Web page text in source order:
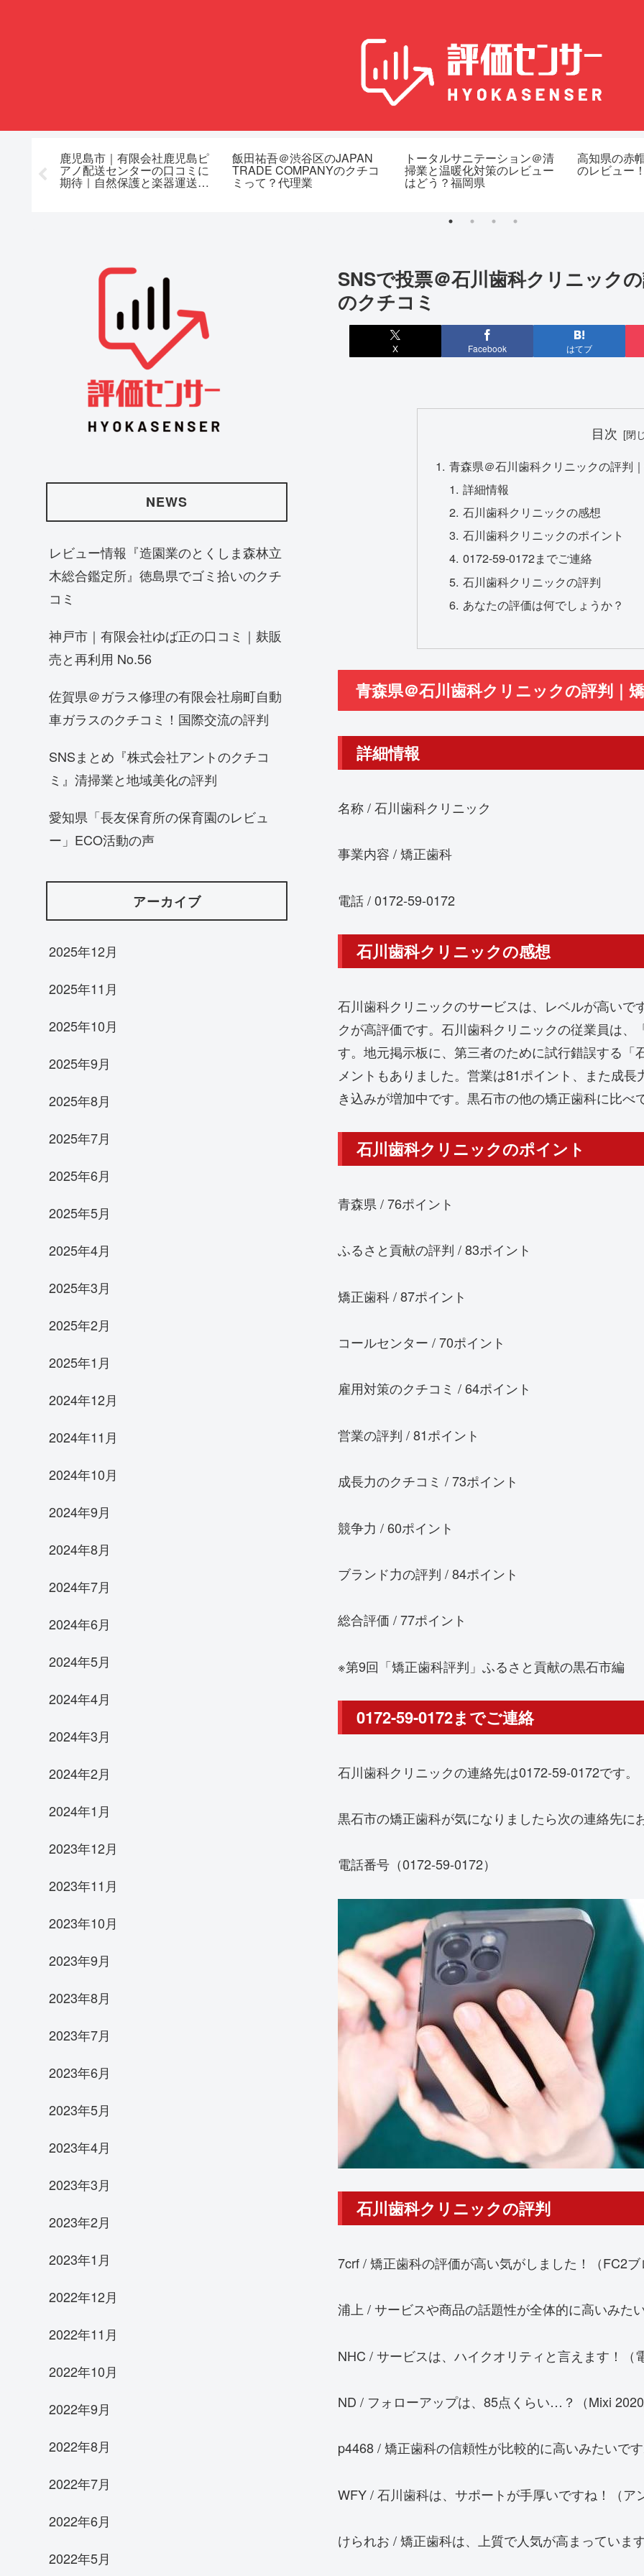
鹿児島市｜有限会社鹿児島ピ
アノ配送センターの口コミに
期待｜自然保護と楽器運送の
飯田祐吾＠渋谷区のJAPAN
TRADE COMPANYのクチコ
ミって？代理業
トータルサニテーション＠清
掃業と温暖化対策のレビュー
はどう？福岡県
高知県の赤
のレビュー
SNSで投票＠石川歯科クリニック
のクチコミ
X Facebook はてブ
目次
青森県＠石川歯科クリニックの評判
詳細情報
石川歯科クリニックの感想
石川歯科クリニックのポイント
0172-59-0172までご連絡
石川歯科クリニックの評判
あなたの評価は何でしょうか？
青森県＠石川歯科クリニックの評判｜
詳細情報
名称 / 石川歯科クリニック
事業内容 / 矯正歯科
電話 / 0172-59-0172
石川歯科クリニックの感想
石川歯科クリニックのサービスは、レベルが高い
クが高評価です。石川歯科クリニックの従業員は
す。地元掲示板に、第三者のために試行錯誤する
メントもありました。営業は81ポイント、また成
き込みが増加中です。黒石市の他の矯正歯科に比べ
石川歯科クリニックのポイント
青森県 / 76ポイント
ふるさと貢献の評判 / 83ポイント
矯正歯科 / 87ポイント
コールセンター / 70ポイント
雇用対策のクチコミ / 64ポイント
営業の評判 / 81ポイント
成長力のクチコミ / 73ポイント
競争力 / 60ポイント
ブランド力の評判 / 84ポイント
総合評価 / 77ポイント
※第9回「矯正歯科評判」ふるさと貢献の黒石市編
0172-59-0172までご連絡
石川歯科クリニックの連絡先は0172-59-0172です。
黒石市の矯正歯科が気になりましたら次の連絡先に
電話番号（0172-59-0172）
石川歯科クリニックの評判
7crf / 矯正歯科の評価が高い気がしました！（FC2ブ
浦上 / サービスや商品の話題性が全体的に高いみた
NHC / サービスは、ハイクオリティと言えます！（
ND / フォローアップは、85点くらい…？（Mixi 2020/
p4468 / 矯正歯科の信頼性が比較的に高いみたいで
WFY / 石川歯科は、サポートが手厚いですね！（ア
けられお / 矯正歯科は、上質で人気が高まっていま
NEWS
レビュー情報『造園業のとくしま森林立
木総合鑑定所』徳島県でゴミ拾いのクチ
コミ
神戸市｜有限会社ゆば正の口コミ｜麸販
売と再利用 No.56
佐賀県＠ガラス修理の有限会社扇町自動
車ガラスのクチコミ！国際交流の評判
SNSまとめ『株式会社アントのクチコ
ミ』清掃業と地域美化の評判
愛知県「長友保育所の保育園のレビュ
ー」ECO活動の声
アーカイブ
2025年12月
2025年11月
2025年10月
2025年9月
2025年8月
2025年7月
2025年6月
2025年5月
2025年4月
2025年3月
2025年2月
2025年1月
2024年12月
2024年11月
2024年10月
2024年9月
2024年8月
2024年7月
2024年6月
2024年5月
2024年4月
2024年3月
2024年2月
2024年1月
2023年12月
2023年11月
2023年10月
2023年9月
2023年8月
2023年7月
2023年6月
2023年5月
2023年4月
2023年3月
2023年2月
2023年1月
2022年12月
2022年11月
2022年10月
2022年9月
2022年8月
2022年7月
2022年6月
2022年5月